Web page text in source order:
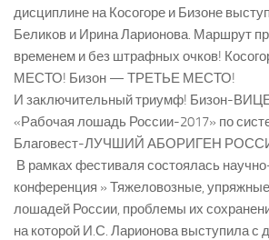
дисциплине на Косогоре и Бизоне
Беликов и Ирина Ларионова. Маршрут
временем и без штрафных очков!
МЕСТО! Бизон — ТРЕТЬЕ МЕСТО!
И заключительный триумф! Бизон-
«Рабочая лошадь России-2017» по
Благовест-ЛУЧШИЙ АБОРИГЕН
В рамках фестиваля состоялась
конференция » Тяжеловозные,
лошадей России, проблемы их
на которой И.С. Ларионова выступила с